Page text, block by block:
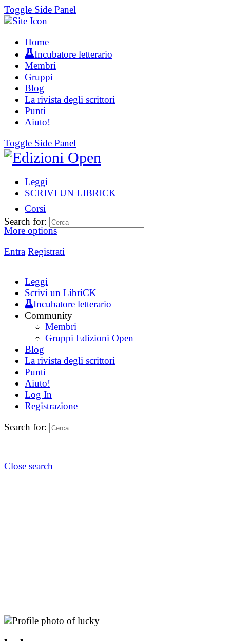
Toggle Side Panel
Home
Incubatore letterario
Membri
Gruppi
Blog
La rivista degli scrittori
Punti
Aiuto!
Toggle Side Panel
Leggi
SCRIVI UN LIBRICK
Corsi
More options
Entra Registrati
Search for:
Leggi
Scrivi un LibriCK
Incubatore letterario
Community
Membri
Gruppi Edizioni Open
Blog
La rivista degli scrittori
Punti
Aiuto!
Log In
Registrazione
Search for:
Close search